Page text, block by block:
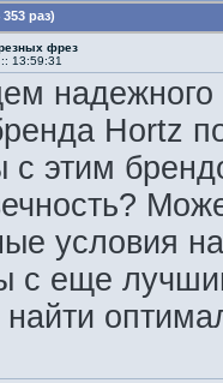
раз)
фрез
13:59:31
надежного
Hortz
с этим
условия
с еще